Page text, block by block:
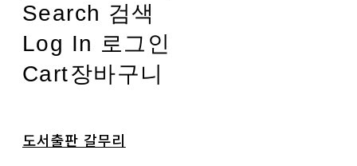
Search 검색
Log In 로그인
Cart장바구니
도서출판 갈무리